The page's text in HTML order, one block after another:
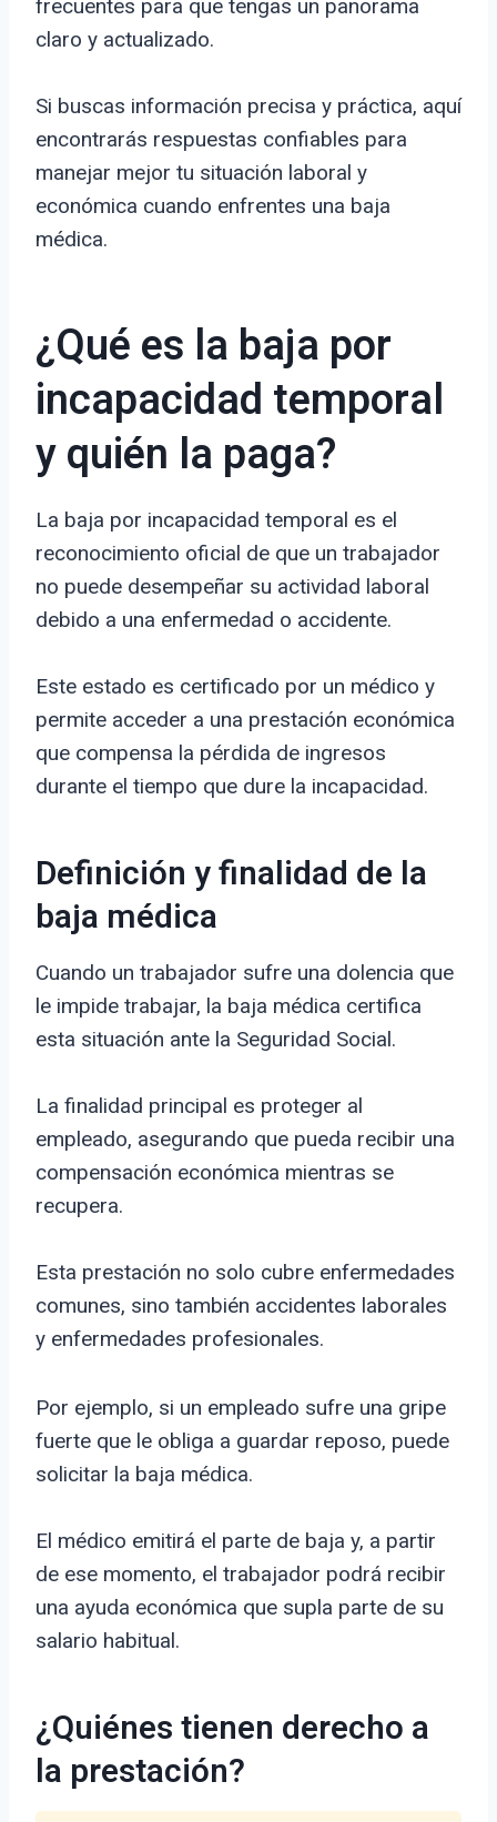
frecuentes para que tengas un panorama
claro y actualizado.
Si buscas información precisa y práctica, aquí
encontrarás respuestas confiables para
manejar mejor tu situación laboral y
económica cuando enfrentes una baja
médica.
¿Qué es la baja por
incapacidad temporal
y quién la paga?
La baja por incapacidad temporal es el
reconocimiento oficial de que un trabajador
no puede desempeñar su actividad laboral
debido a una enfermedad o accidente.
Este estado es certificado por un médico y
permite acceder a una prestación económica
que compensa la pérdida de ingresos
durante el tiempo que dure la incapacidad.
Definición y finalidad de la
baja médica
Cuando un trabajador sufre una dolencia que
le impide trabajar, la baja médica certifica
esta situación ante la Seguridad Social.
La finalidad principal es proteger al
empleado, asegurando que pueda recibir una
compensación económica mientras se
recupera.
Esta prestación no solo cubre enfermedades
comunes, sino también accidentes laborales
y enfermedades profesionales.
Por ejemplo, si un empleado sufre una gripe
fuerte que le obliga a guardar reposo, puede
solicitar la baja médica.
El médico emitirá el parte de baja y, a partir
de ese momento, el trabajador podrá recibir
una ayuda económica que supla parte de su
salario habitual.
¿Quiénes tienen derecho a
la prestación?